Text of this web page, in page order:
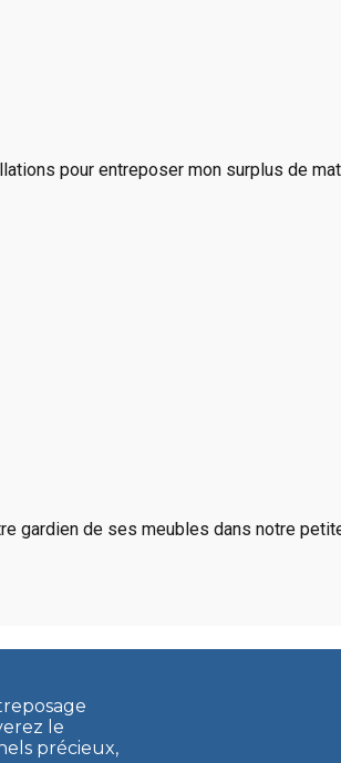
pour entreposer mon surplus de
gardien de ses meubles dans notre
le
précieux,